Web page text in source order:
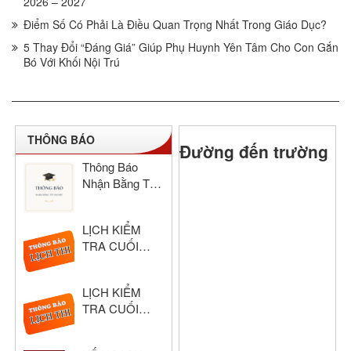
Điểm Số Có Phải Là Điều Quan Trọng Nhất Trong Giáo Dục?
5 Thay Đổi “Đáng Giá” Giúp Phụ Huynh Yên Tâm Cho Con Gắn
Bó Với Khối Nội Trú
THÔNG BÁO
Thông Báo
Nhận Bằng Tốt
Đức Năm Học
2024–2025
LỊCH KIỂM
TRA CUỐI
NĂM HỌC:
2025 – 2026
LỊCH KIỂM
TRA CUỐI
Đường đến trường